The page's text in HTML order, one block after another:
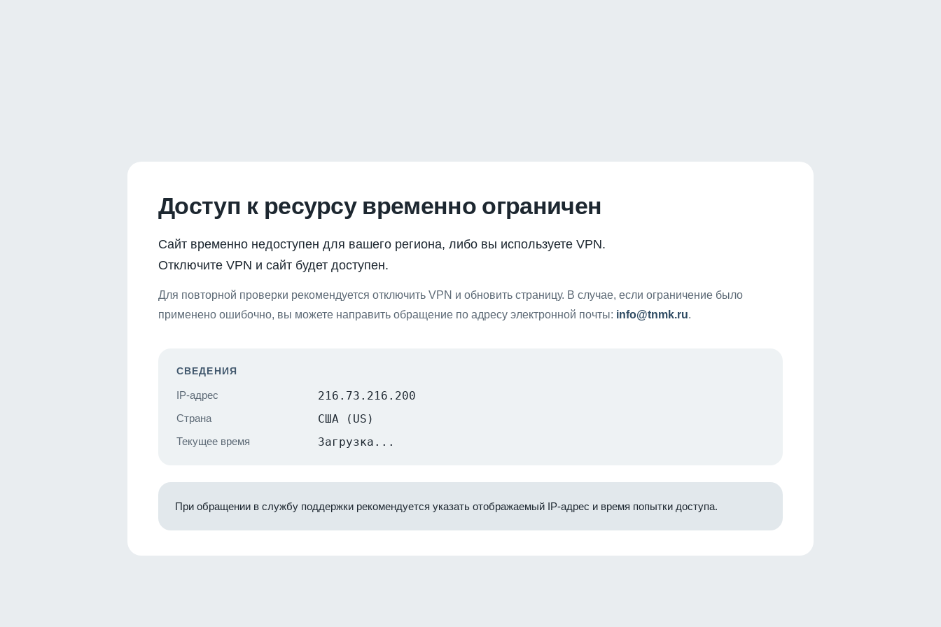
Доступ к ресурсу временно ограничен
Сайт временно недоступен для вашего региона, либо вы используете VPN.
Отключите VPN и сайт будет доступен.
Для повторной проверки рекомендуется отключить VPN и обновить страницу. В случае, если ограничение было
применено ошибочно, вы можете направить обращение по адресу электронной почты: info@tnmk.ru.
СВЕДЕНИЯ
IP-адрес 216.73.216.200
Страна США (US)
Текущее время Загрузка...
При обращении в службу поддержки рекомендуется указать отображаемый IP-адрес и время попытки доступа.